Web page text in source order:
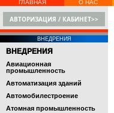
ГЛАВНАЯ О НАС
АВТОРИЗАЦИЯ / КАБИНЕТ>>
ВНЕДРЕНИЯ
ВНЕДРЕНИЯ
Авиационная
промышленность
Автоматизация зданий
Автомобилестроение
Атомная промышленность